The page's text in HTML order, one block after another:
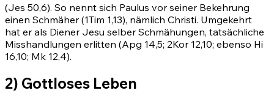
(Jes 50,6). So nennt sich Paulus vor seiner Bekehrung
einen Schmäher(1Tim 1,13), nämlich Christi. Umgekehrt
hat er als Diener Jesu selber Schmähungen, tatsächliche
Misshandlungen erlitten (Apg 14,5; 2Kor 12,10; ebenso Hi
16,10; Mk 12,4).
2) Gottloses Leben